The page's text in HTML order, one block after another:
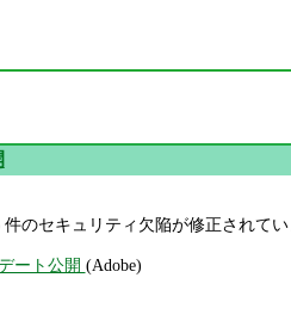
のセキュリティ欠陥が修正されてい
ート公開 (Adobe)